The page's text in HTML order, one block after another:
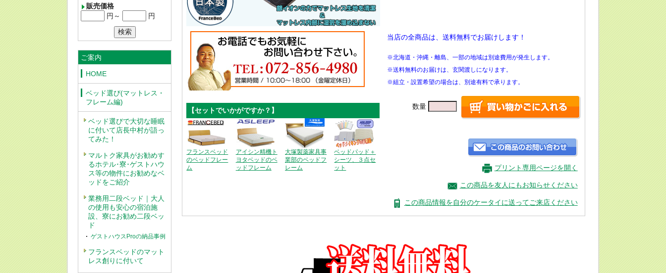
販売価格
円～
円
ご案内
HOME
ベッド選び(マットレス・
フレーム編)
ベッド選びで大切な睡眠
に付いて店長中村が語っ
てみた！
マルトク家具がお勧めす
るホテル･寮･ゲストハウ
ス等の物件にお勧めなベ
ッドをご紹介
業務用二段ベッド｜大人
の使用も安心の宿泊施
設、寮にお勧め二段ベッ
ド
ゲストハウスProの納品事例
フランスベッドのマット
レス創りに付いて
【セットでいかがですか？】
フランスベッド
のベッドフレー
ム
アイシン精機ト
ヨタベッドのベ
ッドフレーム
大塚製薬家具事
業部のベッドフ
レーム
ベッドパッド＋
シーツ、３点セ
ット
当店の全商品は、送料無料でお届けします！
※北海道・沖縄・離島、一部の地域は別途費用が発生します。
※送料無料のお届けは、玄関渡しになります。
※組立・設置希望の場合は、別途有料で承ります。
数量
プリント専用ページを開く
この商品を友人にもお知らせください
この商品情報を自分のケータイに送ってご来店ください